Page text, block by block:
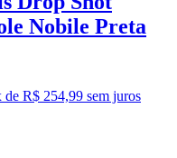
Nobile Preta
de R$ 254,99 sem juros